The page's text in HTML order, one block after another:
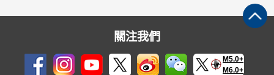
關注我們
M5.0+
M6.0+